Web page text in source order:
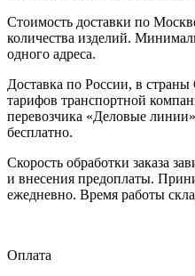
Стоимость доставки по
количества изделий.
одного адреса.
Доставка по России, в
тарифов транспортной
перевозчика «Деловые
бесплатно.
Скорость обработки заказа
и внесения предоплаты.
ежедневно. Время работы
Оплата